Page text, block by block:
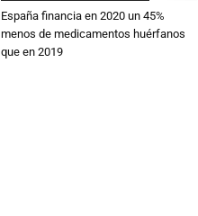
España financia en 2020 un 45%
menos de medicamentos huérfanos
que en 2019